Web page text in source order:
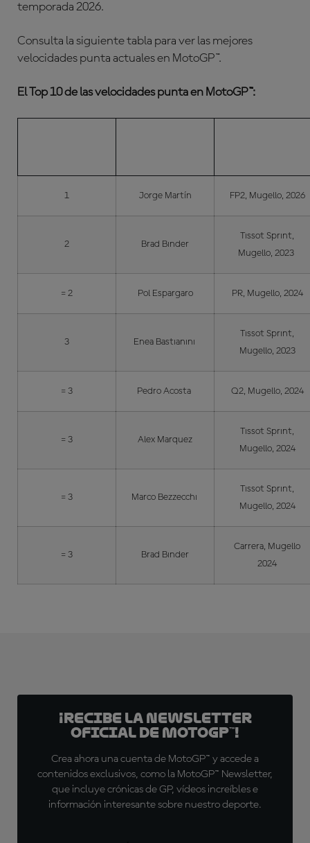
temporada 2026.
Consulta la siguiente tabla para ver las mejores
velocidades punta actuales en MotoGP™.
El Top 10 de las velocidades punta en MotoGP™:
1 Jorge Martín FP2, Mugello, 2026
2 Brad Binder
Tissot Sprint,
Mugello, 2023
= 2 Pol Espargaro PR, Mugello, 2024
3 Enea Bastianini
Tissot Sprint,
Mugello, 2023
= 3 Pedro Acosta Q2, Mugello, 2024
= 3 Alex Marquez
Tissot Sprint,
Mugello, 2024
= 3 Marco Bezzecchi
Tissot Sprint,
Mugello, 2024
= 3 Brad Binder
Carrera, Mugello
2024
¡Recibe la Newsletter
oficial de MotoGP™!
Crea ahora una cuenta de MotoGP™ y accede a
contenidos exclusivos, como la MotoGP™ Newsletter,
que incluye crónicas de GP, vídeos increíbles e
información interesante sobre nuestro deporte.